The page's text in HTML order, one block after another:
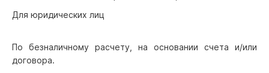
Для юридических лиц
По безналичному расчету, на основании счета и/или
договора.